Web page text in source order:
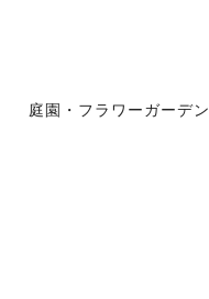
庭園・フラワーガーデン